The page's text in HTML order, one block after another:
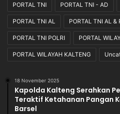
PORTAL TNI PORTAL TNI - AD
PORTAL TNI AL PORTAL TNI AL &
PORTAL TNI POLRI PORTAL
PORTAL WILAYAH KALTENG
18 November 2025
Kapolda Kalteng Serahkan
Teraktif Ketahanan Pangan
Barsel